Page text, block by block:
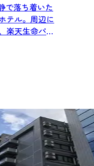
で落ち着いた
テル。周辺に
楽天生命パー